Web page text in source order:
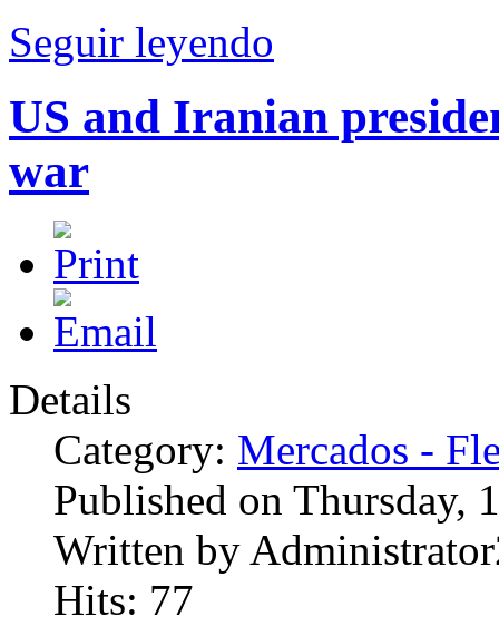
Seguir leyendo
US and Iranian
war
Details
Category: Mercados -
Published on Thursday,
Written by
Hits: 77